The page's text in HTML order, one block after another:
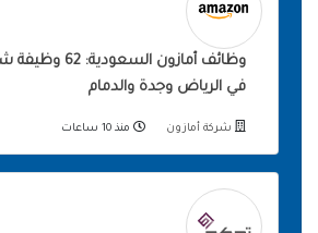
وظائف أمازون
في الرياض وجدة والدمام
شركة أمازون منذ 10 ساعات